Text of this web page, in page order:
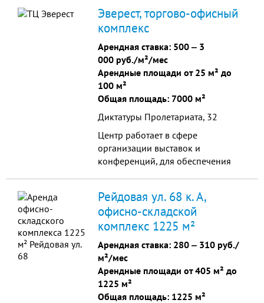
брендов, косметики, галантереи,
аксессуаров, обуви и многого
другого.
Эверест, торгово-офисный
комплекс
Арендная ставка: 500 ‒ 3
000 руб./м²/мес
Арендные площади от 25 м² до
100 м²
Общая площадь: 7000 м²
Диктатуры Пролетариата, 32
Центр работает в сфере
организации выставок и
конференций, для обеспечения
бизнеса.
Рейдовая ул. 68 к. А,
офисно-складской
комплекс 1225 м²
Арендная ставка: 280 ‒ 310 руб./
м²/мес
Арендные площади от 405 м² до
1225 м²
Общая площадь: 1225 м²